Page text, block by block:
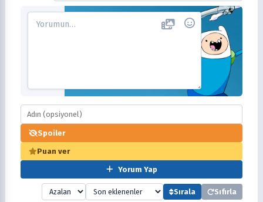
Spoiler
Puan ver
Yorum Yap
Sırala Sıfırla